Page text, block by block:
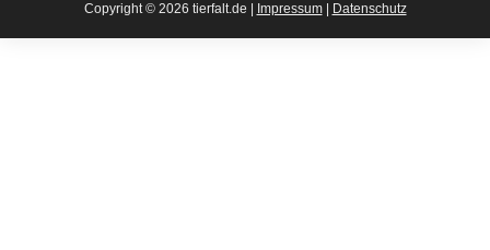
Copyright © 2026 tierfalt.de | Impressum| Datenschutz